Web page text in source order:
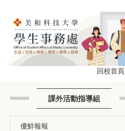
回校首頁
課外活動指導組
優鮮報報